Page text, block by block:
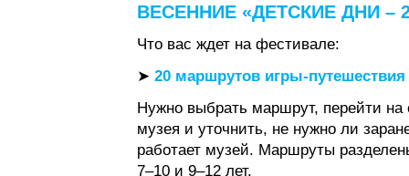
ВЕСЕННИЕ «ДЕТСКИЕ ДНИ –
Что вас ждет на фестивале:
➤ 20 маршрутов игры-
Нужно выбрать маршрут, перейти
музея и уточнить, не нужно ли
работает музей. Маршруты
7–10 и 9–12 лет.